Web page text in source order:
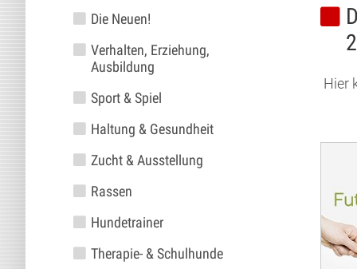
Die Neuen!
Verhalten, Erziehung,
Ausbildung
Sport & Spiel
Haltung & Gesundheit
Zucht & Ausstellung
Rassen
Hundetrainer
Therapie- & Schulhunde
Hier